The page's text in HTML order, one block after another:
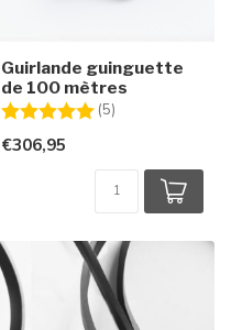
Guirlande guinguette
de 100 mètres
Note:
(5)
€306,95